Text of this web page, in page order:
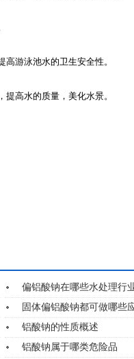
游泳池水的卫生安全性。
高水的质量，美化水景。
偏铝酸钠在哪些水处理行
固体偏铝酸钠都可做哪些
铝酸钠的性质概述
铝酸钠属于哪类危险品